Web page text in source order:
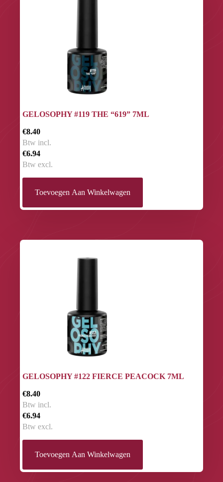
GELOSOPHY #119 THE “619” 7ML
€8.40
Btw incl.
€6.94
Btw excl.
Toevoegen Aan Winkelwagen
GELOSOPHY #122 FIERCE PEACOCK 7ML
€8.40
Btw incl.
€6.94
Btw excl.
Toevoegen Aan Winkelwagen